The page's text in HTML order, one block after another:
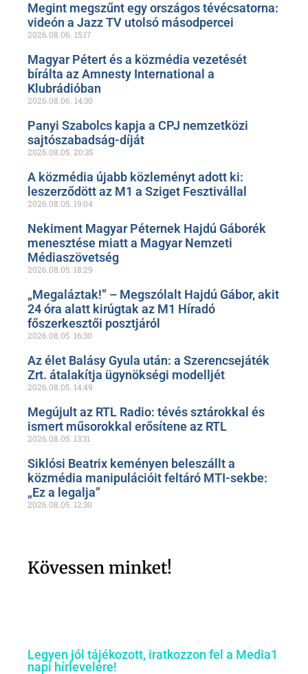
Megint megszűnt egy országos tévécsatorna:
videón a Jazz TV utolsó másodpercei
2026.08.06. 15:17
Magyar Pétert és a közmédia vezetését
bírálta az Amnesty International a
Klubrádióban
2026.08.06. 14:30
Panyi Szabolcs kapja a CPJ nemzetközi
sajtószabadság-díját
2026.08.05. 20:35
A közmédia újabb közleményt adott ki:
leszerződött az M1 a Sziget Fesztivállal
2026.08.05. 19:04
Nekiment Magyar Péternek Hajdú Gáborék
menesztése miatt a Magyar Nemzeti
Médiaszövetség
2026.08.05. 18:29
„Megaláztak!” – Megszólalt Hajdú Gábor, akit
24 óra alatt kirúgtak az M1 Híradó
főszerkesztői posztjáról
2026.08.05. 16:30
Az élet Balásy Gyula után: a Szerencsejáték
Zrt. átalakítja ügynökségi modelljét
2026.08.05. 14:49
Megújult az RTL Radio: tévés sztárokkal és
ismert műsorokkal erősítene az RTL
2026.08.05. 13:31
Siklósi Beatrix keményen beleszállt a
közmédia manipulációit feltáró MTI-sekbe:
„Ez a legalja”
2026.08.05. 12:30
Kövessen minket!
Legyen jól tájékozott, iratkozzon fel a Media1
napi hírlevelére!